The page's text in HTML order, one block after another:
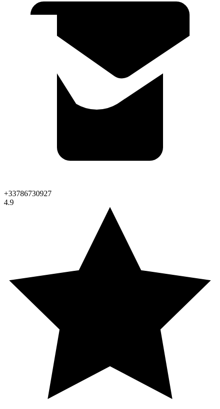
+33786730927
4.9